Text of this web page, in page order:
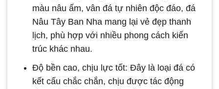
màu nâu ấm, vân đá tự nhiên độc đáo, đá
Nâu Tây Ban Nha mang lại vẻ đẹp thanh
lịch, phù hợp với nhiều phong cách kiến
trúc khác nhau.
Độ bền cao, chịu lực tốt: Đây là loại đá có
kết cấu chắc chắn, chịu được tác động